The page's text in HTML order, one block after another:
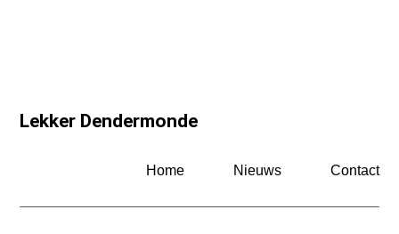
Lekker Dendermonde
Home Nieuws Contact